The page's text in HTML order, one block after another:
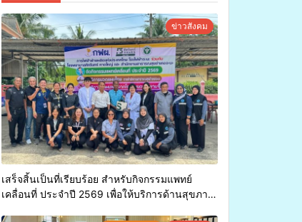
ข่าวสังคม
เสร็จสิ้นเป็นที่เรียบร้อย สำหรับกิจกรรมแพทย์
เคลื่อนที่ ประจำปี 2569 เพื่อให้บริการด้านสุขภาพ